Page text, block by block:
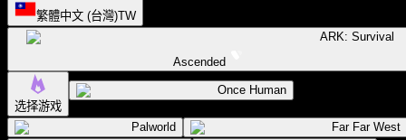
繁體中文 (台灣)TW
ARK: Survival
Ascended
选择游戏
Once Human
Palworld
Far Far West